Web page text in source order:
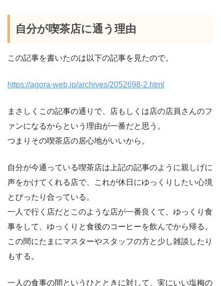
自分が喫茶店に通う理由
この記事を書いたのは以下の記事を見たので。
https://agora-web.jp/archives/2052698-2.html
まさしくこの記事の通りで、店もしくは店の店員さんのフ
ァンになるからという理由が一番だと思う。
つまりその喫茶店の居心地がいいから。
自分が今通っている喫茶店は上記の記事のように親しげに
声をかけてくれる店で、これが休日にゆっくりしたい心境
とぴったり合っている。
一人で行く店だとこのような店が一番良くて、ゆっくり食
事をして、ゆっくりと食後のコーヒーを飲んでから帰る。
この間にたまにマスターやスタッフの方と少し雑談したり
もする。
一人の食事の間というひとときに対して、実にいい塩梅の